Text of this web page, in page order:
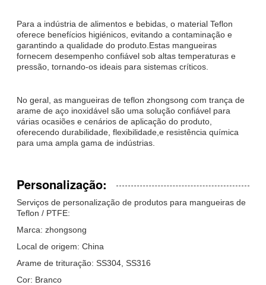
Para a indústria de alimentos e bebidas, o material Teflon
oferece benefícios higiénicos, evitando a contaminação e
garantindo a qualidade do produto.Estas mangueiras
fornecem desempenho confiável sob altas temperaturas e
pressão, tornando-os ideais para sistemas críticos.
No geral, as mangueiras de teflon zhongsong com trança de
arame de aço inoxidável são uma solução confiável para
várias ocasiões e cenários de aplicação do produto,
oferecendo durabilidade, flexibilidade,e resistência química
para uma ampla gama de indústrias.
Personalização:
Serviços de personalização de produtos para mangueiras de
Teflon / PTFE:
Marca: zhongsong
Local de origem: China
Arame de trituração: SS304, SS316
Cor: Branco